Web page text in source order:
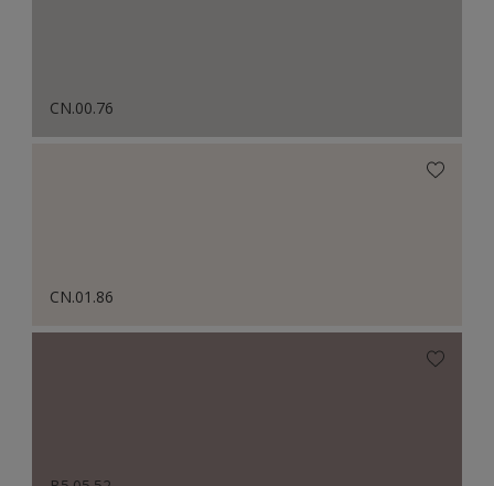
CN.00.76
CN.01.86